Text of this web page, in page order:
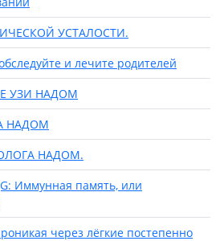
УСТАЛОСТИ.
и лечите родителей
УЗИ НАДОМ
НАДОМ
НАДОМ.
Иммунная память, или
через лёгкие постепенно